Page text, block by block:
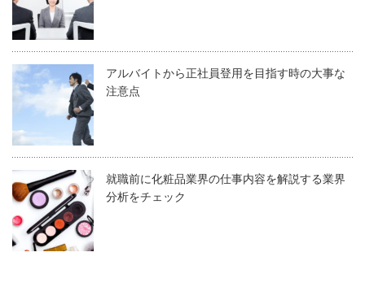
アルバイトから正社員登用を目指す時の大事な
注意点
就職前に化粧品業界の仕事内容を解説する業界
分析をチェック